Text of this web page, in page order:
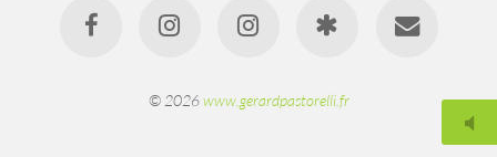
© 2026www.gerardpastorelli.fr